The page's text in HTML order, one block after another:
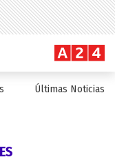
Últimas Noticias